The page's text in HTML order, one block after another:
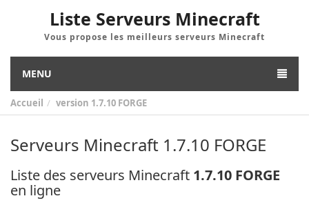
Liste Serveurs Minecraft
Vous propose les meilleurs serveurs Minecraft
MENU
Accueil version 1.7.10 FORGE
Serveurs Minecraft 1.7.10 FORGE
Liste des serveurs Minecraft 1.7.10 FORGE
en ligne